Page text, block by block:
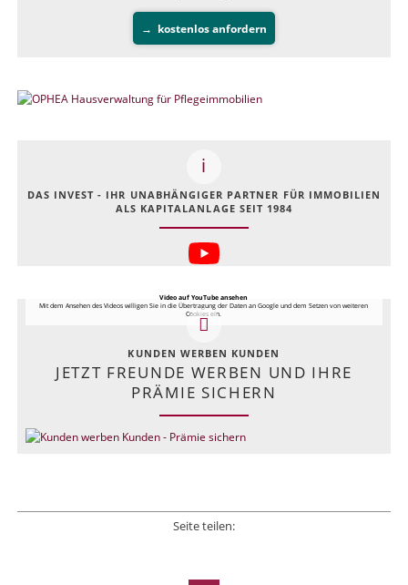
kostenlos anfordern
DAS INVEST - IHR UNABHÄNGIGER PARTNER FÜR IMMOBILIEN
ALS KAPITALANLAGE SEIT 1984
Video auf YouTube ansehen
Mit dem Ansehen des Videos willigen Sie in die Übertragung der Daten an Google und dem Setzen von weiteren
Cookies ein.
KUNDEN WERBEN KUNDEN
JETZT FREUNDE WERBEN UND IHRE
PRÄMIE SICHERN
Seite teilen: